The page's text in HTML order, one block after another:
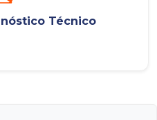
Técnico